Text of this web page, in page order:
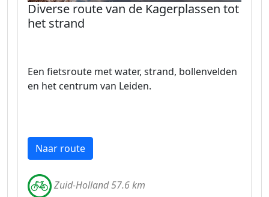
Diverse route van de Kagerplassen tot
het strand
Een fietsroute met water, strand, bollenvelden
en het centrum van Leiden.
Naar route
Zuid-Holland 57.6 km